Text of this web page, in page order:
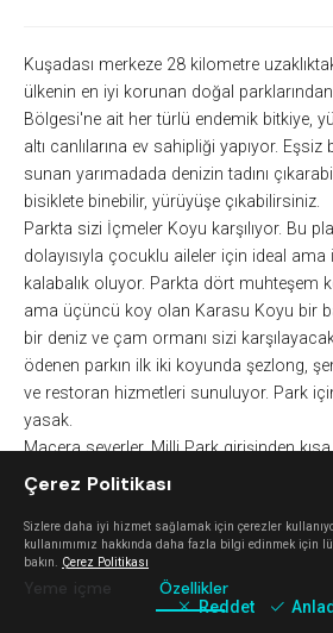
Kuşadası merkeze 28 kilometre
ülkenin en iyi korunan doğal
Bölgesi'ne ait her türlü endemik bitkiye,
altı canlılarına ev sahipliği yapıyor.
sunan yarımadada denizin tadını
bisiklete binebilir, yürüyüşe çıkabilirsiniz.
Parkta sizi İçmeler Koyu karşılıyor. Bu
dolayısıyla çocuklu aileler için ideal
kalabalık oluyor. Parkta dört muhteşem
ama üçüncü koy olan Karasu Koyu bir
bir deniz ve çam ormanı sizi
ödenen parkın ilk iki koyunda şezlong,
ve restoran hizmetleri sunuluyor. Park
yasak.
Macera severler, Milli Park girişinden
Zeus Mağarası’nı mutlaka keşfetmelisiniz.
Detaylı bilgi ve yol tarifi için
Yeme içme Özellikler
Çerez Politikası
Sizlere daha iyi hizmet sağlamak için çerezler
kullanımımız hakkında daha fazla bilgi edinmek için
bakın. Çerez Politikası
Reddet